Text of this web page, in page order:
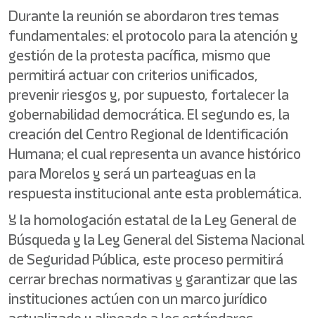
Durante la reunión se abordaron tres temas
fundamentales: el protocolo para la atención y
gestión de la protesta pacífica, mismo que
permitirá actuar con criterios unificados,
prevenir riesgos y, por supuesto, fortalecer la
gobernabilidad democrática. El segundo es, la
creación del Centro Regional de Identificación
Humana; el cual representa un avance histórico
para Morelos y será un parteaguas en la
respuesta institucional ante esta problemática.
Y la homologación estatal de la Ley General de
Búsqueda y la Ley General del Sistema Nacional
de Seguridad Pública, este proceso permitirá
cerrar brechas normativas y garantizar que las
instituciones actúen con un marco jurídico